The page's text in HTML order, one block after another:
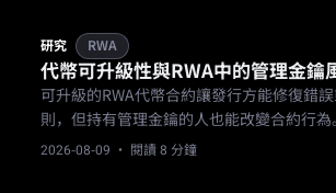
研究 RWA
代幣可升級性與RWA中的管理金鑰
可升級的RWA代幣合約讓發行方能修復錯
則，但持有管理金鑰的人也能改變合約行
了其中的取捨。
2026-08-09 · 閱讀 8 分鐘